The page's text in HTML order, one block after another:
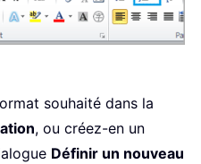
souhaité dans la
, ou créez-en un
Définir un nouveau